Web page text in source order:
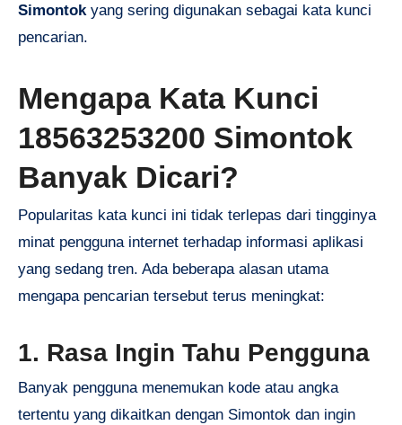
Simontok yang sering digunakan sebagai kata kunci
pencarian.
Mengapa Kata Kunci
18563253200 Simontok
Banyak Dicari?
Popularitas kata kunci ini tidak terlepas dari tingginya
minat pengguna internet terhadap informasi aplikasi
yang sedang tren. Ada beberapa alasan utama
mengapa pencarian tersebut terus meningkat:
1. Rasa Ingin Tahu Pengguna
Banyak pengguna menemukan kode atau angka
tertentu yang dikaitkan dengan Simontok dan ingin